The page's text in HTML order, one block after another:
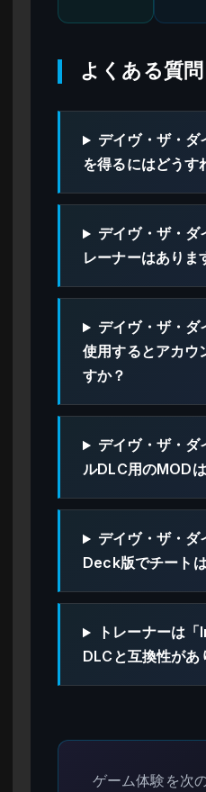
よくある質問
デイヴ・ザ・ダ
を得るにはどうす
デイヴ・ザ・ダ
レーナーはありま
デイヴ・ザ・ダ
使用するとアカウ
すか？
デイヴ・ザ・ダ
ルDLC用のMOD
デイヴ・ザ・
Deck版でチート
トレーナーは
DLCと互換性があ
ゲーム体験を次